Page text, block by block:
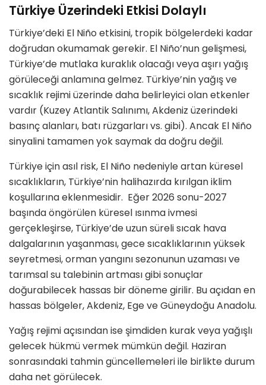
Türkiye Üzerindeki Etkisi Dolaylı
Türkiye’deki El Niño etkisini, tropik bölgelerdeki kadar
doğrudan okumamak gerekir. El Niño’nun gelişmesi,
Türkiye’de mutlaka kuraklık olacağı veya aşırı yağış
görüleceği anlamına gelmez. Türkiye’nin yağış ve
sıcaklık rejimi üzerinde daha belirleyici olan etkenler
vardır (Kuzey Atlantik Salınımı, Akdeniz üzerindeki
basınç alanları, batı rüzgarları vs. gibi). Ancak El Niño
sinyalini tamamen yok saymak da doğru değil.
Türkiye için asıl risk, El Niño nedeniyle artan küresel
sıcaklıkların, Türkiye’nin halihazırda kırılgan iklim
koşullarına eklenmesidir. Eğer 2026 sonu-2027
başında öngörülen küresel ısınma ivmesi
gerçekleşirse, Türkiye’de uzun süreli sıcak hava
dalgalarının yaşanması, gece sıcaklıklarının yüksek
seyretmesi, orman yangını sezonunun uzaması ve
tarımsal su talebinin artması gibi sonuçlar
doğurabilecek hassas bir döneme girilir. Bu açıdan en
hassas bölgeler, Akdeniz, Ege ve Güneydoğu Anadolu.
Yağış rejimi açısından ise şimdiden kurak veya yağışlı
gelecek hükmü vermek mümkün değil. Haziran
sonrasındaki tahmin güncellemeleri ile birlikte durum
daha net görülecek.